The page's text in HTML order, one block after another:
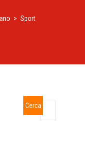
> Sport
Cerca